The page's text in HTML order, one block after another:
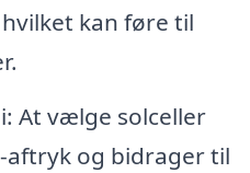
kan føre til
At vælge solceller
aftryk og bidrager til